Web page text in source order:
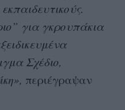
για γκρουπάκια
Σχέδιο,
περιέγραψαν